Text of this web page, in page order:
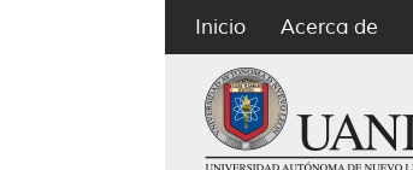
Inicio Acerca de